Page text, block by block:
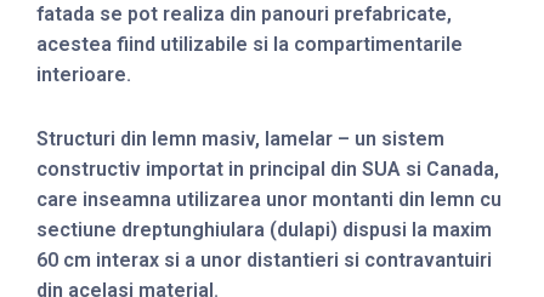
fatada se pot realiza din panouri prefabricate,
acestea fiind utilizabile si la compartimentarile
interioare.
Structuri din lemn masiv, lamelar – un sistem
constructiv importat in principal din SUA si Canada,
care inseamna utilizarea unor montanti din lemn cu
sectiune dreptunghiulara (dulapi) dispusi la maxim
60 cm interax si a unor distantieri si contravantuiri
din acelasi material.